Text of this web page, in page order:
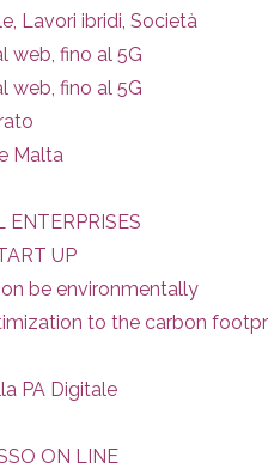
Lavori ibridi, Società
web, fino al 5G
web, fino al 5G
Malta
UP
be environmentally
to the carbon
PA Digitale
ON LINE